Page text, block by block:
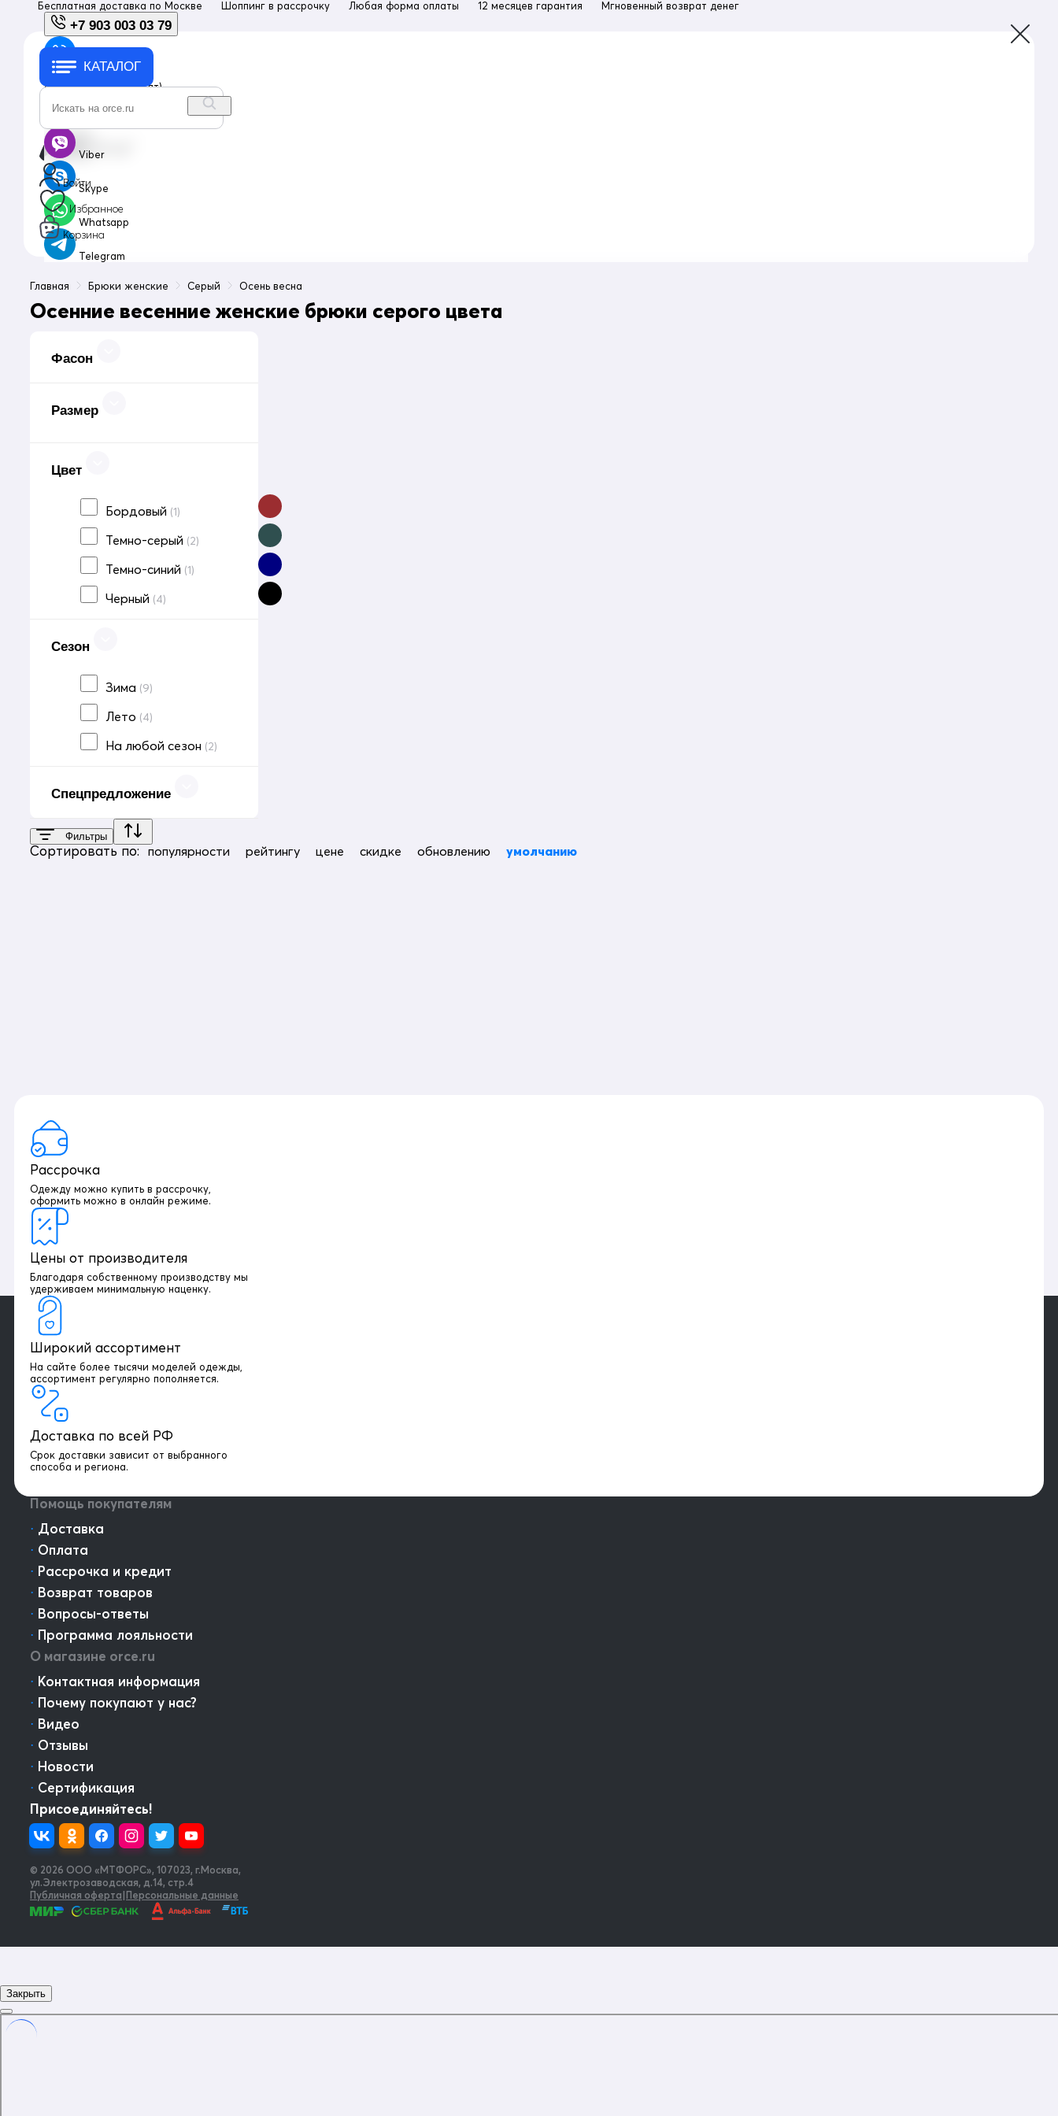
Бесплатная доставка по Москве Шоппинг в рассрочку Любая форма оплаты 12 месяцев гарантия Мгновенный возврат денег
+7 903 003 03 79
+7 903 003 03 79
с 10:00 до 18:00 (пн-пт)
Viber
Skype
Whatsapp
Telegram
КАТАЛОГ
Войти
Избранное
Корзина
Главная Брюки женские Серый Осень весна
Осенние весенние женские брюки серого цвета
Фасон
Размер
Цвет
Бордовый (1)
Темно-серый (2)
Темно-синий (1)
Черный (4)
Сезон
Зима (9)
Лето (4)
На любой сезон (2)
Спецпредложение
Фильтры
Сортировать по: популярности рейтингу цене скидке обновлению умолчанию
Рассрочка
Одежду можно купить в рассрочку,
оформить можно в онлайн режиме.
Цены от производителя
Благодаря собственному производству мы
удерживаем минимальную наценку.
Широкий ассортимент
На сайте более тысячи моделей одежды,
ассортимент регулярно пополняется.
Доставка по всей РФ
Срок доставки зависит от выбранного
способа и региона.
+7 903 003 03 79
Онлайн консультация
Помощь покупателям
⋅ Доставка
⋅ Оплата
⋅ Рассрочка и кредит
⋅ Возврат товаров
⋅ Вопросы-ответы
⋅ Программа лояльности
О магазине orce.ru
⋅ Контактная информация
⋅ Почему покупают у нас?
⋅ Видео
⋅ Отзывы
⋅ Новости
⋅ Сертификация
Присоединяйтесь!
© 2026 OOO «МТФОРС», 107023, г.Москва,
ул.Электрозаводская, д.14, стр.4
Публичная оферта|Персональные данные
Закрыть